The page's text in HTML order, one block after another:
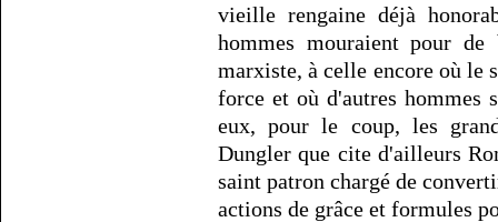
vieille rengaine déjà
hommes mouraient pour
marxiste, à celle encore où le
force et où d'autres hommes
eux, pour le coup, les
Dungler que cite d'ailleurs
saint patron chargé de
actions de grâce et formules